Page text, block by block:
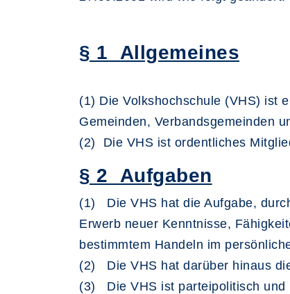
§ 1 Allgemeines
(1) Die Volkshochschule (VHS) ist
Gemeinden, Verbandsgemeinden
(2) Die VHS ist ordentliches
§ 2 Aufgaben
(1) Die VHS hat die Aufgabe,
Erwerb neuer Kenntnisse,
bestimmtem Handeln im
(2) Die VHS hat darüber hinaus
(3) Die VHS ist parteipolitisch und